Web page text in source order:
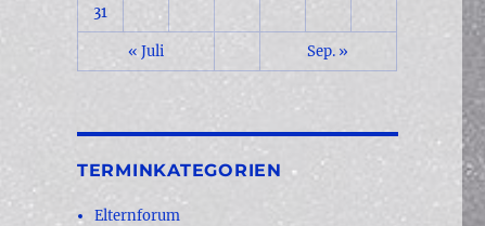
31
« Juli Sep. »
TERMINKATEGORIEN
Elternforum